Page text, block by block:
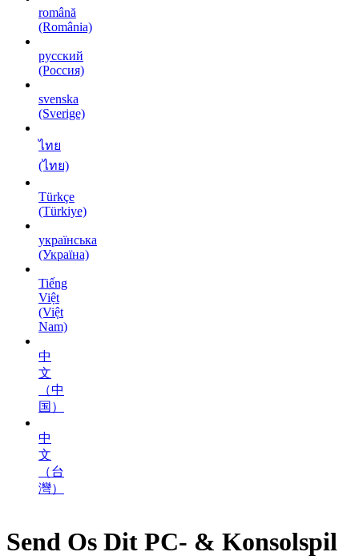
română
(România)
русский
(Россия)
svenska
(Sverige)
ไทย
(ไทย)
Türkçe
(Türkiye)
українська
(Україна)
Tiếng
Việt
(Việt
Nam)
中
文
（中
国）
中
文
（台
灣）
Send Os Dit PC- & Konsolspil